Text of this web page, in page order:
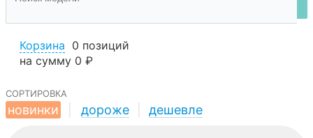
Корзина 0 позиций
на сумму 0 ₽
сортировка
новинки
дороже дешевле